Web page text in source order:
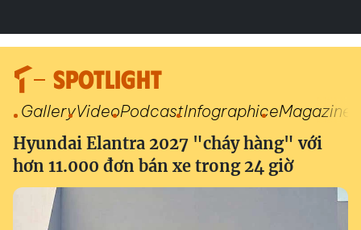
SPOTLIGHT
GalleryVideoPodcastInfographiceMagazine
Hyundai Elantra 2027 "cháy hàng" với
hơn 11.000 đơn bán xe trong 24 giờ